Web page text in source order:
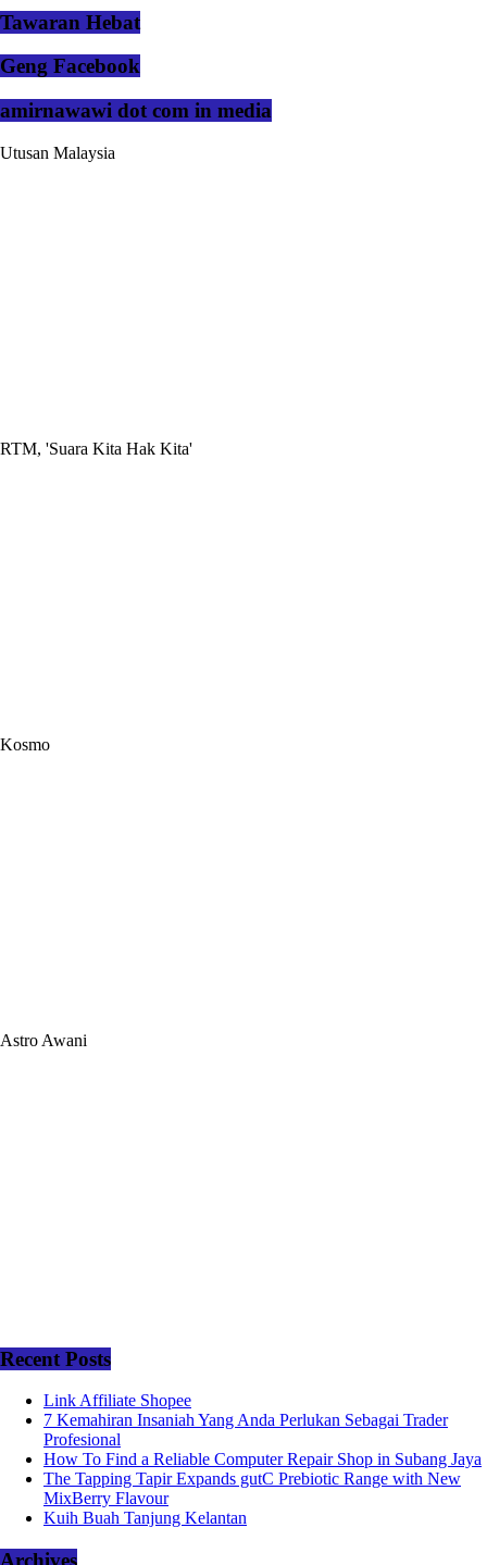
Tawaran Hebat
Geng Facebook
amirnawawi dot com in media
Utusan Malaysia
RTM, 'Suara Kita Hak Kita'
Kosmo
Astro Awani
Recent Posts
Link Affiliate Shopee
7 Kemahiran Insaniah Yang Anda Perlukan Sebagai Trader
Profesional
How To Find a Reliable Computer Repair Shop in Subang Jaya
The Tapping Tapir Expands gutC Prebiotic Range with New
MixBerry Flavour
Kuih Buah Tanjung Kelantan
Archives